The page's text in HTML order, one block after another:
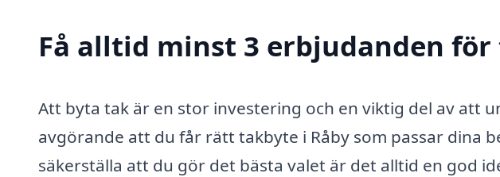
Få alltid minst 3 erbjudanden för
Att byta tak är en stor investering och en viktig del av att
avgörande att du får rätt takbyte i Råby som passar dina
säkerställa att du gör det bästa valet är det alltid en god